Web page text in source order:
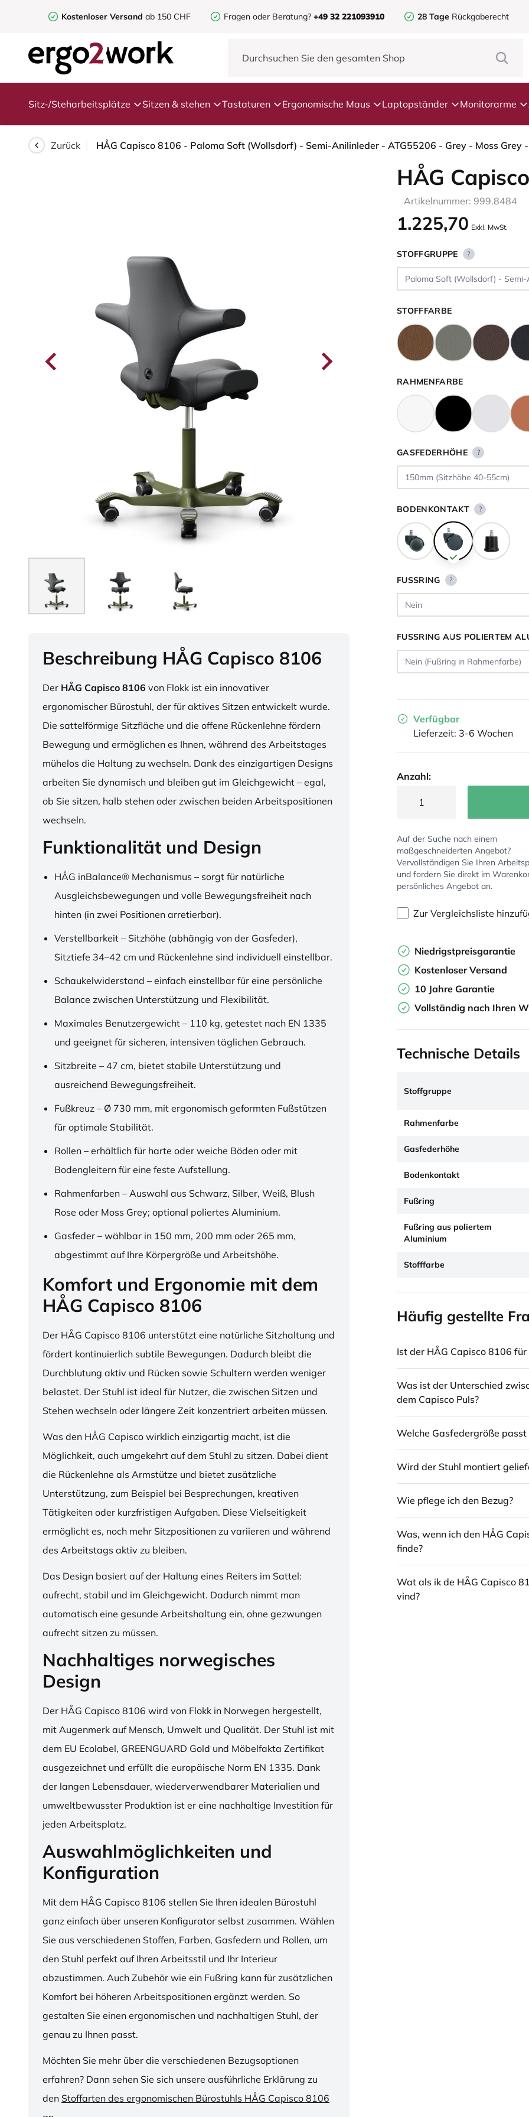
Kostenloser Versand ab 150 CHF Fragen oder Beratung? +49 32 221093910 28 Tage Rückgaberecht
Sitz-/Steharbeitsplätze Sitzen & stehen Tastaturen Ergonomische Maus Laptopständer Monitorarme
Zurück
Beschreibung HÅG Capisco 8106
Der HÅG Capisco 8106 von Flokk ist ein innovativer
ergonomischer Bürostuhl, der für aktives Sitzen entwickelt wurde.
Die sattelförmige Sitzfläche und die offene Rückenlehne fördern
Bewegung und ermöglichen es Ihnen, während des Arbeitstages
mühelos die Haltung zu wechseln. Dank des einzigartigen Designs
arbeiten Sie dynamisch und bleiben gut im Gleichgewicht – egal,
ob Sie sitzen, halb stehen oder zwischen beiden Arbeitspositionen
wechseln.
Funktionalität und Design
HÅG inBalance® Mechanismus – sorgt für natürliche
Ausgleichsbewegungen und volle Bewegungsfreiheit nach
hinten (in zwei Positionen arretierbar).
Verstellbarkeit – Sitzhöhe (abhängig von der Gasfeder),
Sitztiefe 34–42 cm und Rückenlehne sind individuell einstellbar.
Schaukelwiderstand – einfach einstellbar für eine persönliche
Balance zwischen Unterstützung und Flexibilität.
Maximales Benutzergewicht – 110 kg, getestet nach EN 1335
und geeignet für sicheren, intensiven täglichen Gebrauch.
Sitzbreite – 47 cm, bietet stabile Unterstützung und
ausreichend Bewegungsfreiheit.
Fußkreuz – Ø 730 mm, mit ergonomisch geformten Fußstützen
für optimale Stabilität.
Rollen – erhältlich für harte oder weiche Böden oder mit
Bodengleitern für eine feste Aufstellung.
Rahmenfarben – Auswahl aus Schwarz, Silber, Weiß, Blush
Rose oder Moss Grey; optional poliertes Aluminium.
Gasfeder – wählbar in 150 mm, 200 mm oder 265 mm,
abgestimmt auf Ihre Körpergröße und Arbeitshöhe.
Komfort und Ergonomie mit dem
HÅG Capisco 8106
Der HÅG Capisco 8106 unterstützt eine natürliche Sitzhaltung und
fördert kontinuierlich subtile Bewegungen. Dadurch bleibt die
Durchblutung aktiv und Rücken sowie Schultern werden weniger
belastet. Der Stuhl ist ideal für Nutzer, die zwischen Sitzen und
Stehen wechseln oder längere Zeit konzentriert arbeiten müssen.
Was den HÅG Capisco wirklich einzigartig macht, ist die
Möglichkeit, auch umgekehrt auf dem Stuhl zu sitzen. Dabei dient
die Rückenlehne als Armstütze und bietet zusätzliche
Unterstützung, zum Beispiel bei Besprechungen, kreativen
Tätigkeiten oder kurzfristigen Aufgaben. Diese Vielseitigkeit
ermöglicht es, noch mehr Sitzpositionen zu variieren und während
des Arbeitstags aktiv zu bleiben.
Das Design basiert auf der Haltung eines Reiters im Sattel:
aufrecht, stabil und im Gleichgewicht. Dadurch nimmt man
automatisch eine gesunde Arbeitshaltung ein, ohne gezwungen
aufrecht sitzen zu müssen.
Nachhaltiges norwegisches
Design
Der HÅG Capisco 8106 wird von Flokk in Norwegen hergestellt,
mit Augenmerk auf Mensch, Umwelt und Qualität. Der Stuhl ist mit
dem EU Ecolabel, GREENGUARD Gold und Möbelfakta Zertifikat
ausgezeichnet und erfüllt die europäische Norm EN 1335. Dank
der langen Lebensdauer, wiederverwendbarer Materialien und
umweltbewusster Produktion ist er eine nachhaltige Investition für
jeden Arbeitsplatz.
Auswahlmöglichkeiten und
Konfiguration
Mit dem HÅG Capisco 8106 stellen Sie Ihren idealen Bürostuhl
ganz einfach über unseren Konfigurator selbst zusammen. Wählen
Sie aus verschiedenen Stoffen, Farben, Gasfedern und Rollen, um
den Stuhl perfekt auf Ihren Arbeitsstil und Ihr Interieur
abzustimmen. Auch Zubehör wie ein Fußring kann für zusätzlichen
Komfort bei höheren Arbeitspositionen ergänzt werden. So
gestalten Sie einen ergonomischen und nachhaltigen Stuhl, der
genau zu Ihnen passt.
Möchten Sie mehr über die verschiedenen Bezugsoptionen
erfahren? Dann sehen Sie sich unsere ausführliche Erklärung zu
den Stoffarten des ergonomischen Bürostuhls HÅG Capisco 8106
HÅG
Artikelnummer: 999.8484
1.225,70 Exkl. MwSt.
STOFFGRUPPE ?
STOFFFARBE
RAHMENFARBE
GASFEDERHÖHE ?
BODENKONTAKT ?
FUSSRING ?
FUSSRING AUS POLIERTEM
Verfügbar
Lieferzeit: 3-6 Wochen
Anzahl:
Auf der Suche nach einem
maßgeschneiderten Angebot?
Vervollständigen Sie Ihren
und fordern Sie direkt im
persönliches Angebot an.
Zur Vergleichsliste
Niedrigstpreisgarantie
Kostenloser Versand
10 Jahre Garantie
Vollständig nach Ihren
Technische Details
Stoffgruppe
Rahmenfarbe
Gasfederhöhe
Bodenkontakt
Fußring
Fußring aus poliertem
Aluminium
Stofffarbe
Häufig gestellte
Ist der HÅG Capisco 8106
Was ist der Unterschied
dem Capisco Puls?
Welche Gasfedergröße passt
Wird der Stuhl montiert
Wie pflege ich den Bezug?
Was, wenn ich den HÅG
finde?
Wat als ik de HÅG Capisco
vind?